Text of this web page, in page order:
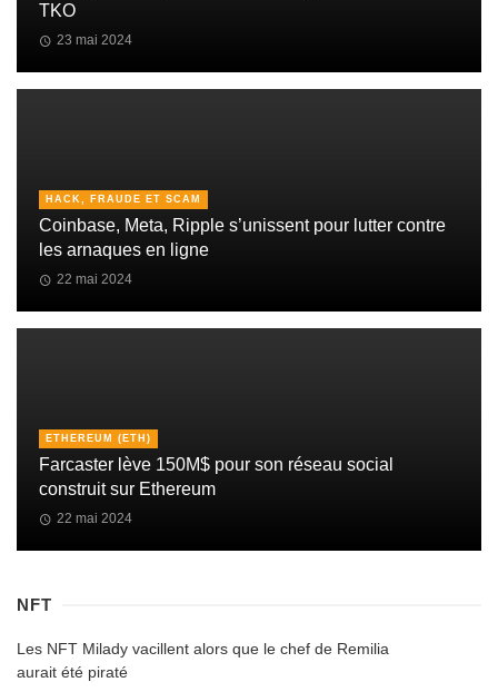
TKO
23 mai 2024
HACK, FRAUDE ET SCAM
Coinbase, Meta, Ripple s’unissent pour lutter contre
les arnaques en ligne
22 mai 2024
ETHEREUM (ETH)
Farcaster lève 150M$ pour son réseau social
construit sur Ethereum
22 mai 2024
NFT
Les NFT Milady vacillent alors que le chef de Remilia
aurait été piraté